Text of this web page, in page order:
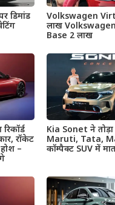
डिमांड
Volkswagen
लाख
Base 2 लाख
रॉकेट
–
Kia Sonet ने तोड़ा
Maruti, Tata,
कॉम्पैक्ट SUV में